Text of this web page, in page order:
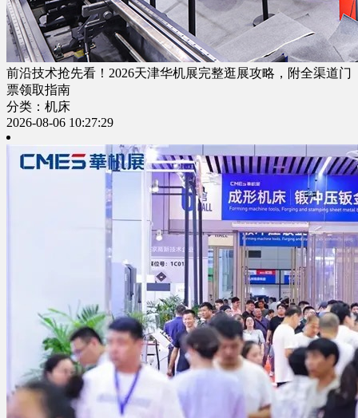
前沿技术抢先看！2026天津华机展完整逛展攻略，附全渠道门
票领取指南
分类：机床
2026-08-06 10:27:29